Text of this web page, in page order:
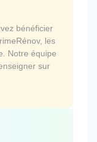
bénéficier
les
Notre équipe
sur